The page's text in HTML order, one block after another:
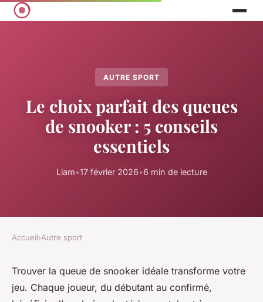
AUTRE SPORT
Le choix parfait des queues
de snooker : 5 conseils
essentiels
Liam•17 février 2026•6 min de lecture
Accueil›Autre sport
Trouver la queue de snooker idéale transforme votre
jeu. Chaque joueur, du débutant au confirmé,